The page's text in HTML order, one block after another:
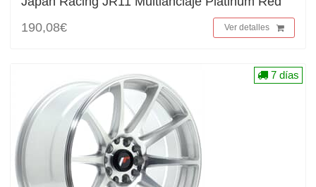
190,08€
Ver detalles
7 días